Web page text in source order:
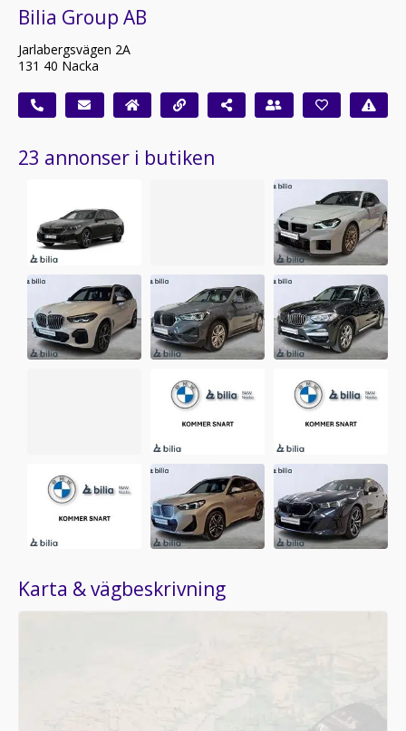
Bilia Group AB
Jarlabergsvägen 2A
131 40 Nacka
23 annonser i butiken
Karta & vägbeskrivning